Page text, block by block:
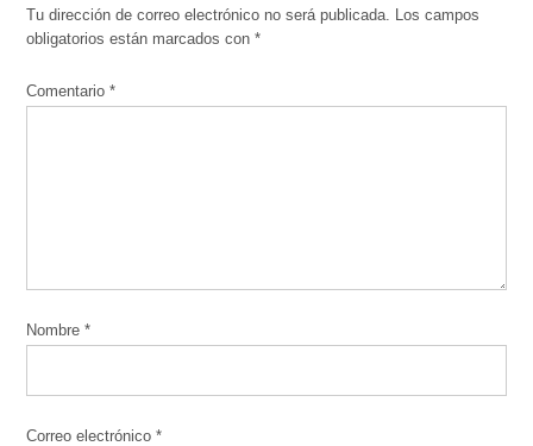
Tu dirección de correo electrónico no será publicada. Los campos
obligatorios están marcados con*
Comentario*
Nombre*
Correo electrónico*